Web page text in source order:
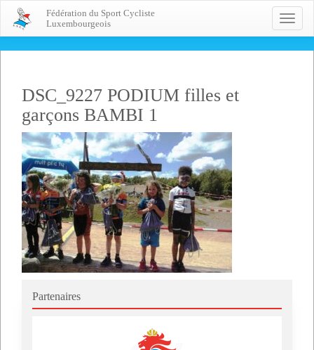
Toggle
Fédération du Sport Cycliste
Luxembourgeois
DSC_9227 PODIUM filles et
garçons BAMBI 1
Partenaires